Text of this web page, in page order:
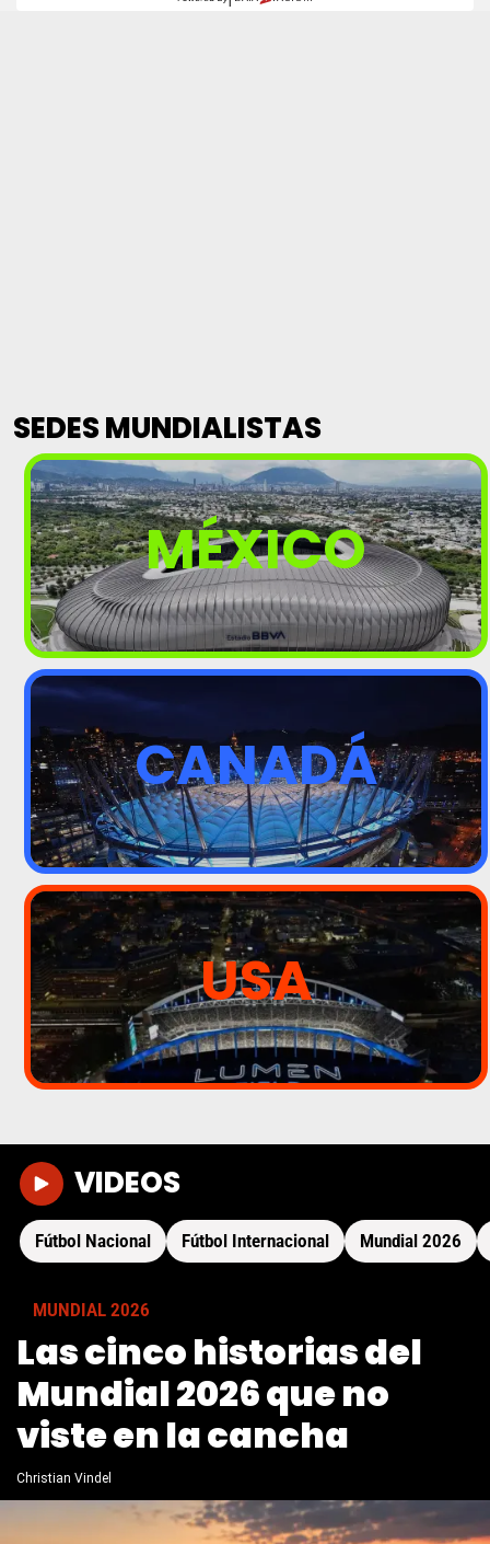
SEDES MUNDIALISTAS
MÉXICO
CANADÁ
USA
VIDEOS
Fútbol Nacional Fútbol Internacional Mundial 2026
MUNDIAL 2026
Las cinco historias del
Mundial 2026 que no
viste en la cancha
Christian Vindel